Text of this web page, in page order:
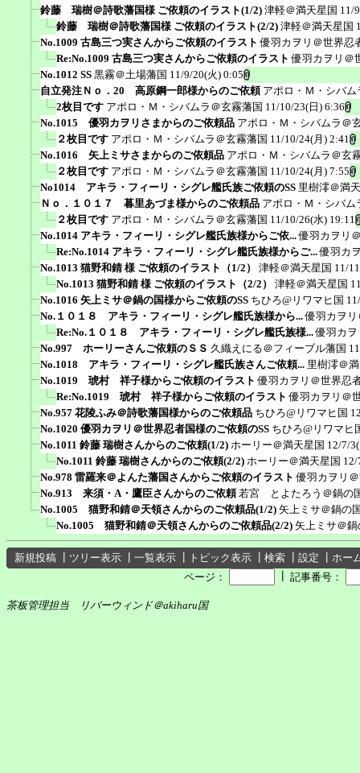
鈴藤 瑞樹＠詩歌藩国様 ご依頼のイラスト(1/2) 津軽＠満天星国 11/
鈴藤 瑞樹＠詩歌藩国様 ご依頼のイラスト(2/2) 津軽＠満天星国
No.1009 古島三つ実さんからご依頼のイラスト 優羽カヲリ＠世界忍
Re:No.1009 古島三つ実さんからご依頼のイラスト 優羽カヲリ＠
No.1012 SS 黒霧＠土場藩国 11/9/20(火) 0:05
自立発注Ｎｏ．20 高原鋼一郎様からのご依頼 アポロ・Ｍ・シバ
2枚目です アポロ・Ｍ・シバムラ＠玄霧藩国 11/10/23(日) 6:36
No.1015 優羽カヲリさまからのご依頼品 アポロ・Ｍ・シバムラ＠
２枚目です アポロ・Ｍ・シバムラ＠玄霧藩国 11/10/24(月) 2:41
No.1016 矢上ミサさまからのご依頼品 アポロ・Ｍ・シバムラ＠玄
２枚目です アポロ・Ｍ・シバムラ＠玄霧藩国 11/10/24(月) 7:55
No1014 アキラ・フィーリ・シグレ艦氏族ご依頼のSS 里樹澪＠満
Ｎｏ．１０１７ 暮里あづま様からのご依頼品 アポロ・Ｍ・シバム
２枚目です アポロ・Ｍ・シバムラ＠玄霧藩国 11/10/26(水) 19:11
No.1014 アキラ・フィーリ・シグレ艦氏族様からご依... 優羽カヲリ
Re:No.1014 アキラ・フィーリ・シグレ艦氏族様からご... 優羽カ
No.1013 猫野和錆 様 ご依頼のイラスト（1/2）
津軽＠満天星国 11/
No.1013 猫野和錆 様 ご依頼のイラスト（2/2）
津軽＠満天星国
No.1016 矢上ミサ＠鍋の国様からご依頼のSS ちひろ@リワマヒ国
No.１０１８ アキラ・フィーリ・シグレ艦氏族様から... 優羽カヲ
Re:No.１０１８ アキラ・フィーリ・シグレ艦氏族様... 優羽カ
No.997 ホーリーさんご依頼のＳＳ 久織えにる＠フィーブル藩国
No.1018 アキラ・フィーリ・シグレ艦氏族さんご依頼... 里樹澪＠
No.1019 琥村 祥子様からご依頼のイラスト 優羽カヲリ＠世界忍
Re:No.1019 琥村 祥子様からご依頼のイラスト 優羽カヲリ＠
No.957 花陵ふみ＠詩歌藩国様からのご依頼品 ちひろ@リワマヒ国
No.1020 優羽カヲリ＠世界忍者国様のご依頼のSS ちひろ@リワマヒ
No.1011 鈴藤 瑞樹さんからのご依頼(1/2) ホーリー＠満天星国 12/7/
No.1011 鈴藤 瑞樹さんからのご依頼(2/2) ホーリー＠満天星国 12/
No.978 雷羅来＠よんた藩国さんからご依頼のイラスト 優羽カヲリ
No.913 来須・A・鷹臣さんからのご依頼 若宮 とよたろう＠鍋の
No.1005 猫野和錆＠天領さんからのご依頼品(1/2) 矢上ミサ＠鍋の
No.1005 猫野和錆＠天領さんからのご依頼品(2/2) 矢上ミサ＠鍋
新規投稿 ツリー表示 一覧表示 トピック表示 検索 設定
ホー
ページ：
記事番号：
茶板管理担当 リバーウィンド＠akiharu国